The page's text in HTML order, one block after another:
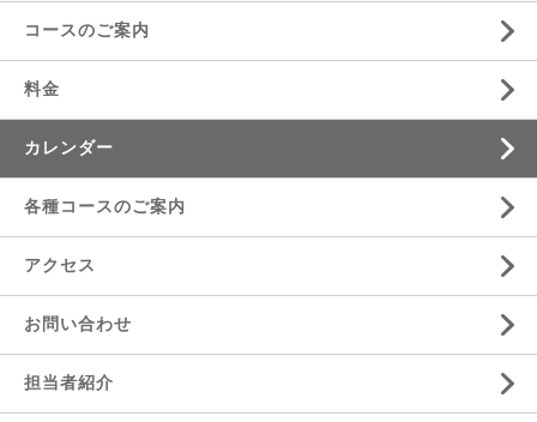
コースのご案内
料金
カレンダー
各種コースのご案内
アクセス
お問い合わせ
担当者紹介